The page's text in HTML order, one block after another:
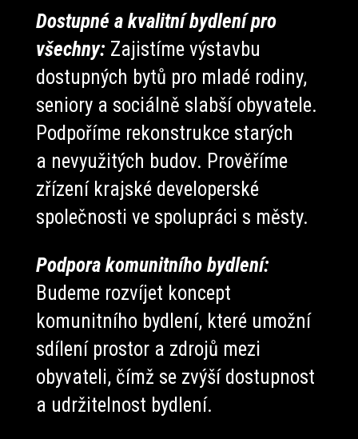
Dostupné a kvalitní bydlení pro
všechny: Zajistíme výstavbu
dostupných bytů pro mladé rodiny,
seniory a sociálně slabší obyvatele.
Podpoříme rekonstrukce starých
a nevyužitých budov. Prověříme
zřízení krajské developerské
společnosti ve spolupráci s městy.
Podpora komunitního bydlení:
Budeme rozvíjet koncept
komunitního bydlení, které umožní
sdílení prostor a zdrojů mezi
obyvateli, čímž se zvýší dostupnost
a udržitelnost bydlení.